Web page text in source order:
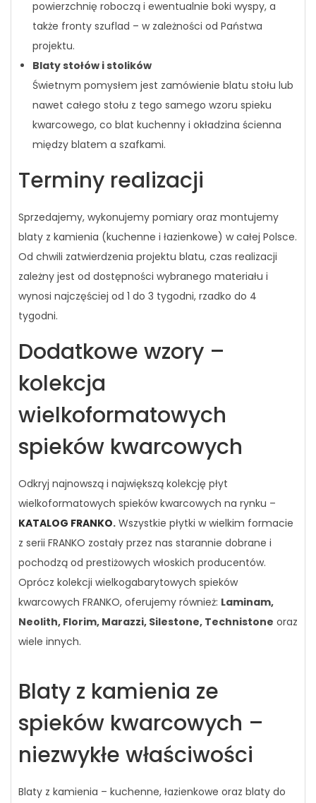
powierzchnię roboczą i ewentualnie boki wyspy, a
także fronty szuflad – w zależności od Państwa
projektu.
Blaty stołów i stolików
Świetnym pomysłem jest zamówienie blatu stołu lub
nawet całego stołu z tego samego wzoru spieku
kwarcowego, co blat kuchenny i okładzina ścienna
między blatem a szafkami.
Terminy realizacji
Sprzedajemy, wykonujemy pomiary oraz montujemy
blaty z kamienia (kuchenne i łazienkowe) w całej Polsce.
Od chwili zatwierdzenia projektu blatu, czas realizacji
zależny jest od dostępności wybranego materiału i
wynosi najczęściej od 1 do 3 tygodni, rzadko do 4
tygodni.
Dodatkowe wzory –
kolekcja
wielkoformatowych
spieków kwarcowych
Odkryj najnowszą i największą kolekcję płyt
wielkoformatowych spieków kwarcowych na rynku –
KATALOG FRANKO. Wszystkie płytki w wielkim formacie
z serii FRANKO zostały przez nas starannie dobrane i
pochodzą od prestiżowych włoskich producentów.
Oprócz kolekcji wielkogabarytowych spieków
kwarcowych FRANKO, oferujemy również: Laminam,
Neolith, Florim, Marazzi, Silestone, Technistone oraz
wiele innych.
Blaty z kamienia ze
spieków kwarcowych –
niezwykłe właściwości
Blaty z kamienia – kuchenne, łazienkowe oraz blaty do